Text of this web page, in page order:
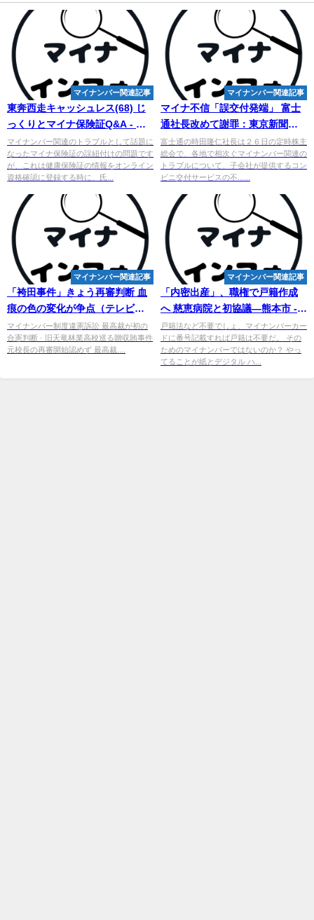
マイナンバー関連記事
東奔西走キャッシュレス(68) じ
っくりとマイナ保険証Q&A - マ
イナビニュース
マイナンバー関連のトラブルとして話題に
なったマイナ保険証の誤紐付けの問題です
が、これは健康保険証の情報をオンライン
資格確認に登録する時に、氏...
マイナンバー関連記事
マイナ不信「誤交付発端」 富士
通社長改めて謝罪：東京新聞
TOKYO Web
富士通の時田隆仁社長は２６日の定時株主
総会で、各地で相次ぐマイナンバー関連の
トラブルについて、子会社が提供するコン
ビニ交付サービスの不......
マイナンバー関連記事
「袴田事件」きょう再審判断 血
痕の色の変化が争点（テレビ朝
日系（ANN）） - Yahoo!ニュー
ス
マイナンバー制度違憲訴訟 最高裁が初の
合憲判断 · 旧天竜林業高校巡る贈収賄事件
元校長の再審開始認めず 最高裁....
マイナンバー関連記事
「内密出産」、職権で戸籍作成
へ 慈恵病院と初協議―熊本市 -
時事ドットコム
戸籍法など不要でしょ、マイナンバーカー
ドに番号記載すれば戸籍は不要だ。 その
ためのマイナンバーではないのか？ やっ
てることが紙とデジタル ハ...